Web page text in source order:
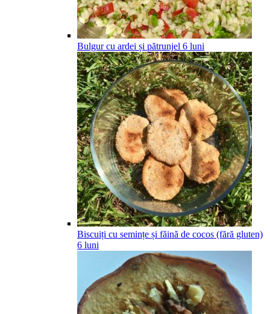
Bulgur cu ardei și pătrunjel 6 luni
Biscuiți cu semințe și făină de cocos (fără gluten)
6 luni